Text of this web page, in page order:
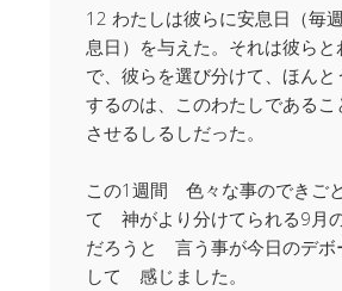
12 わたしは彼らに安息日（毎
息日）を与えた。それは彼らと
で、彼らを選び分けて、ほんと
するのは、このわたしであるこ
させるしるしだった。
この1週間 色々な事のできご
て 神がより分けてられる9月
だろうと 言う事が今日のデボ
して 感じました。